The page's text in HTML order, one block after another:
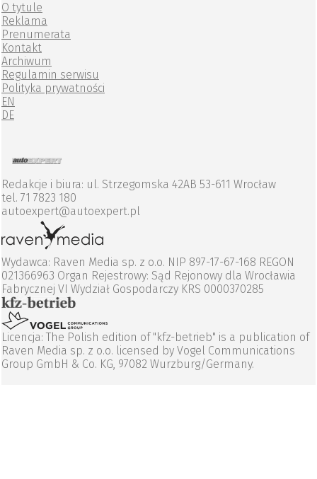
O tytule
Reklama
Prenumerata
Kontakt
Archiwum
Regulamin serwisu
Polityka prywatności
EN
DE
Redakcje i biura: ul. Strzegomska 42AB 53-611 Wrocław
tel. 71 7823 180
autoexpert@autoexpert.pl
Wydawca: Raven Media sp. z o.o. NIP 897-17-67-168 REGON
021366963 Organ Rejestrowy: Sąd Rejonowy dla Wrocławia
Fabrycznej VI Wydział Gospodarczy KRS 0000370285
Licencja: The Polish edition of "kfz-betrieb" is a publication of
Raven Media sp. z o.o. licensed by Vogel Communications
Group GmbH & Co. KG, 97082 Wurzburg/Germany.